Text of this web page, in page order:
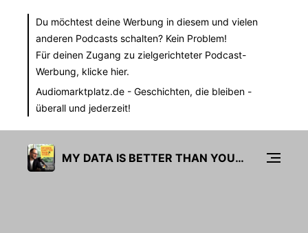
Du möchtest deine Werbung in diesem und vielen
anderen Podcasts schalten? Kein Problem!
Für deinen Zugang zu zielgerichteter Podcast-
Werbung, klicke hier.
Audiomarktplatz.de - Geschichten, die bleiben -
überall und jederzeit!
MY DATA IS BETTER THAN YOURS